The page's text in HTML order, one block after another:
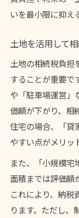
いを最小限に抑え
土地を活用して
土地の相続税負担
することが重要で
や「駐車場運営」
価額が下がり、相
住宅の場合、「貸
やすい点がメリッ
また、「小規模宅
面積までは評価額
これにより、納税
ります。ただし、